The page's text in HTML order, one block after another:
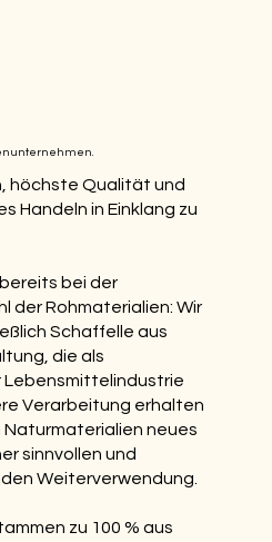
höchste Qualität und
Handeln in Einklang zu
bei der
der Rohmaterialien: Wir
Schaffelle aus
die als
Verarbeitung erhalten
neues
sinnvollen und
Weiterverwendung.
zu 100 % aus